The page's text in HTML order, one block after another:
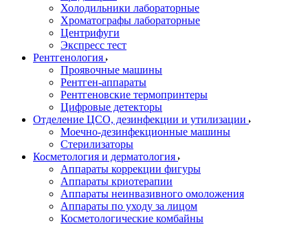
Холодильники лабораторные
Хроматографы лабораторные
Центрифуги
Экспресс тест
Рентгенология
Проявочные машины
Рентген-аппараты
Рентгеновские термопринтеры
Цифровые детекторы
Отделение ЦСО, дезинфекции и утилизации
Моечно-дезинфекционные машины
Стерилизаторы
Косметология и дерматология
Аппараты коррекции фигуры
Аппараты криотерапии
Аппараты неинвазивного омоложения
Аппараты по уходу за лицом
Косметологические комбайны